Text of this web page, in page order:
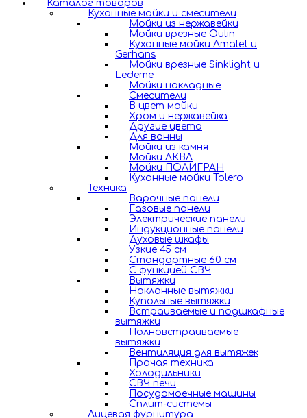
Каталог товаров
Кухонные мойки и смесители
Мойки из нержавейки
Мойки врезные Oulin
Кухонные мойки Amalet и
Gerhans
Мойки врезные Sinklight и
Ledeme
Мойки накладные
Смесители
В цвет мойки
Хром и нержавейка
Другие цвета
Для ванны
Мойки из камня
Мойки АКВА
Мойки ПОЛИГРАН
Кухонные мойки Tolero
Техника
Варочные панели
Газовые панели
Электрические панели
Индукционные панели
Духовые шкафы
Узкие 45 см
Стандартные 60 см
С функцией СВЧ
Вытяжки
Наклонные вытяжки
Купольные вытяжки
Встраиваемые и подшкафные
вытяжки
Полновстраиваемые
вытяжки
Вентиляция для вытяжек
Прочая техника
Холодильники
СВЧ печи
Посудомоечные машины
Сплит-системы
Лицевая фурнитура